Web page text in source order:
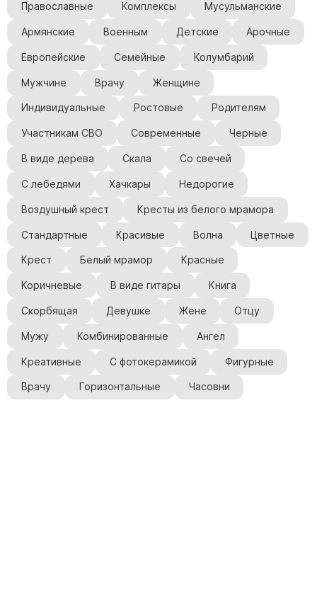
Православные Комплексы Мусульманские
Армянские Военным Детские Арочные
Европейские Семейные Колумбарий
Мужчине Врачу Женщине
Индивидуальные Ростовые Родителям
Участникам СВО Современные Черные
В виде дерева Скала Со свечей
С лебедями Хачкары Недорогие
Воздушный крест Кресты из белого мрамора
Стандартные Красивые Волна Цветные
Крест Белый мрамор Красные
Коричневые В виде гитары Книга
Скорбящая Девушке Жене Отцу
Мужу Комбинированные Ангел
Креативные С фотокерамикой Фигурные
Врачу Горизонтальные Часовни